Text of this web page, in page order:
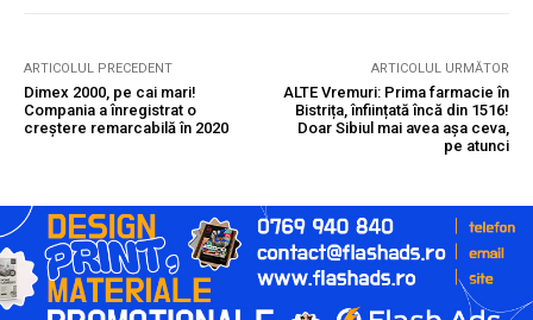
ARTICOLUL PRECEDENT
Dimex 2000, pe cai mari!
Compania a înregistrat o
creştere remarcabilă în 2020
ARTICOLUL URMĂTOR
ALTE Vremuri: Prima farmacie în
Bistrița, înființată încă din 1516!
Doar Sibiul mai avea așa ceva,
pe atunci